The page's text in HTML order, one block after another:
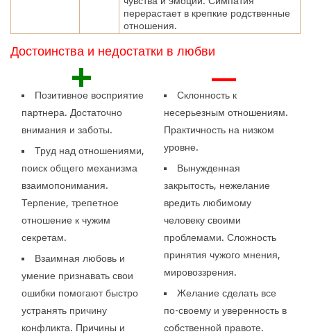
перерастает в крепкие родственные
отношения.
Достоинства и недостатки в любви
+
Позитивное восприятие
партнера. Достаточно
внимания и заботы.
Труд над отношениями,
поиск общего механизма
взаимопонимания.
Терпение, трепетное
отношение к чужим
секретам.
Взаимная любовь и
умение признавать свои
ошибки помогают быстро
устранять причину
конфликта. Причины и
—
Склонность к
несерьезным отношениям.
Практичность на низком
уровне.
Вынужденная
закрытость, нежелание
вредить любимому
человеку своими
проблемами. Сложность
принятия чужого мнения,
мировоззрения.
Желание сделать все
по-своему и уверенность в
собственной правоте.